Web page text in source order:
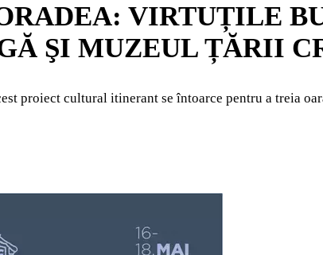
VIRTUȚILE
ŞI MUZEUL ȚĂRII
proiect cultural itinerant se întoarce pentru a treia